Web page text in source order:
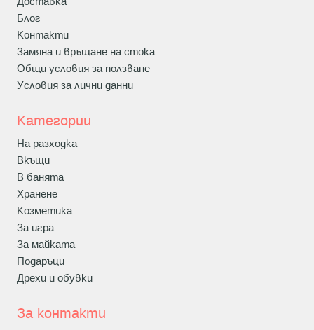
Блог
Контакти
Замяна и връщане на стока
Общи условия за ползване
Условия за лични данни
Категории
На разходка
Вкъщи
В банята
Хранене
Козметика
За игра
За майката
Подаръци
Дрехи и обувки
За контакти